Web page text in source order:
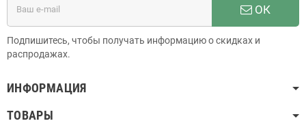
ОК
Подпишитесь, чтобы получать информацию о скидках и
распродажах.
ИНФОРМАЦИЯ
ТОВАРЫ